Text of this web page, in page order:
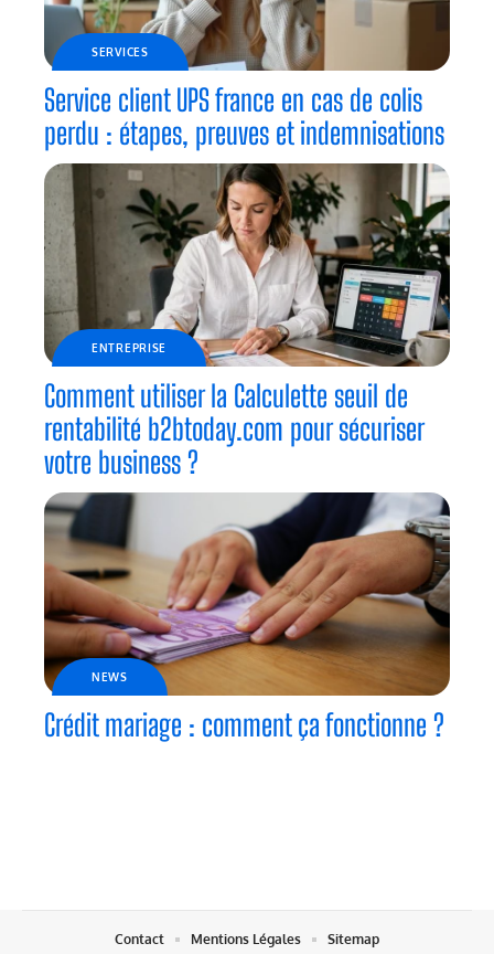
SERVICES
Service client UPS france en cas de colis
perdu : étapes, preuves et indemnisations
ENTREPRISE
Comment utiliser la Calculette seuil de
rentabilité b2btoday.com pour sécuriser
votre business ?
NEWS
Crédit mariage : comment ça fonctionne ?
Contact Mentions Légales Sitemap